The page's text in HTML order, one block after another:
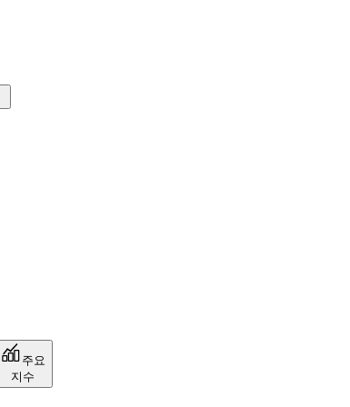
주요
지수